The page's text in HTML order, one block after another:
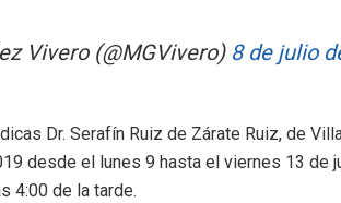
Vivero (@MGVivero) 8 de julio
Dr. Serafín Ruiz de Zárate Ruiz, de
desde el lunes 9 hasta el viernes 13 de
4:00 de la tarde.